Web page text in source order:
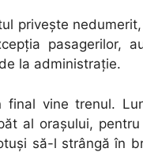
priveşte
pasagerilor,
de la administraţie.
final vine trenul.
al oraşului,
să-l strângă în